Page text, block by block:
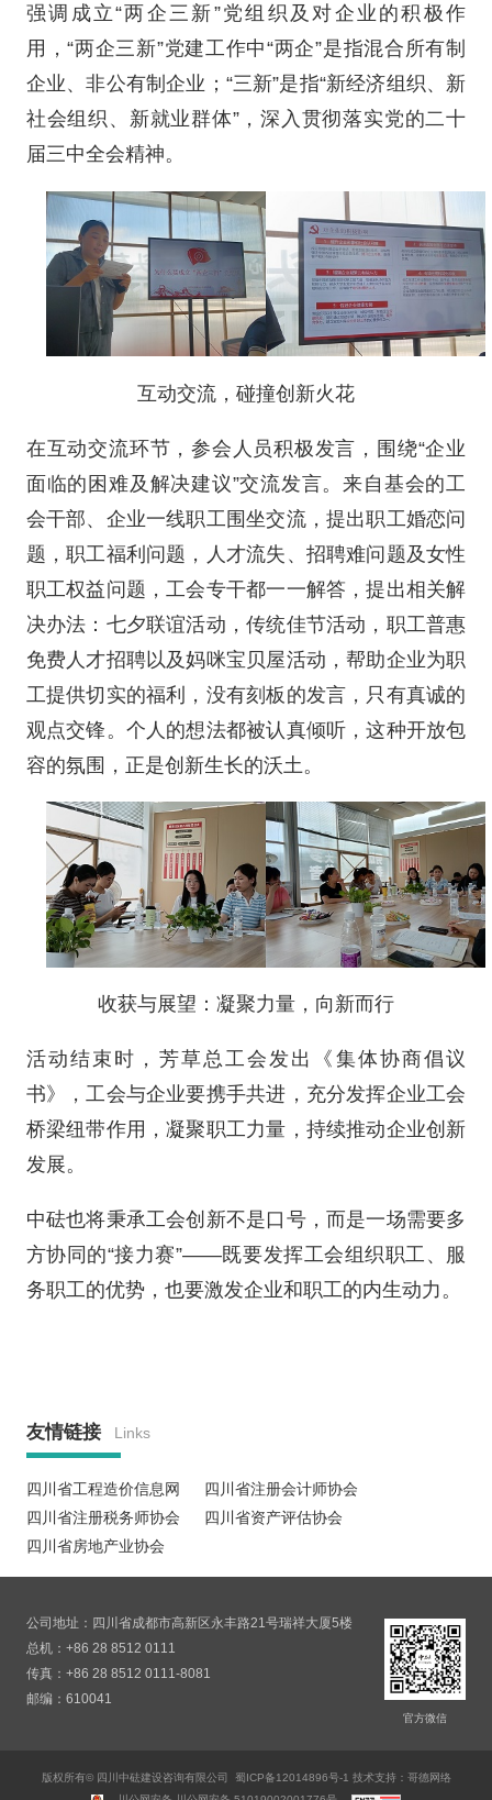
强调成立“两企三新”党组织及对企业的积极作
用，“两企三新”党建工作中“两企”是指混合所有制
企业、非公有制企业；“三新”是指“新经济组织、新
社会组织、新就业群体”，深入贯彻落实党的二十
届三中全会精神。
互动交流，碰撞创新火花
在互动交流环节，参会人员积极发言，围绕“企业
面临的困难及解决建议”交流发言。来自基会的工
会干部、企业一线职工围坐交流，提出职工婚恋问
题，职工福利问题，人才流失、招聘难问题及女性
职工权益问题，工会专干都一一解答，提出相关解
决办法：七夕联谊活动，传统佳节活动，职工普惠
免费人才招聘以及妈咪宝贝屋活动，帮助企业为职
工提供切实的福利，没有刻板的发言，只有真诚的
观点交锋。个人的想法都被认真倾听，这种开放包
容的氛围，正是创新生长的沃土。
收获与展望：凝聚力量，向新而行
活动结束时，芳草总工会发出《集体协商倡议
书》，工会与企业要携手共进，充分发挥企业工会
桥梁纽带作用，凝聚职工力量，持续推动企业创新
发展。
中砝也将秉承工会创新不是口号，而是一场需要多
方协同的“接力赛”——既要发挥工会组织职工、服
务职工的优势，也要激发企业和职工的内生动力。
友情链接 Links
四川省工程造价信息网
四川省注册会计师协会
四川省注册税务师协会
四川省资产评估协会
四川省房地产业协会
公司地址：四川省成都市高新区永丰路21号瑞祥大厦5楼
总机：+86 28 8512 0111
传真：+86 28 8512 0111-8081
邮编：610041
官方微信
版权所有© 四川中砝建设咨询有限公司 蜀ICP备12014896号-1 技术支持：哥德网络